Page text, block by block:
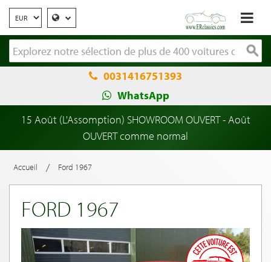
0031416751393
WhatsApp
15 Août (L'Assomption) SHOWROOM OUVERT - Août
OUVERT comme normal
Accueil / Ford 1967
FORD 1967